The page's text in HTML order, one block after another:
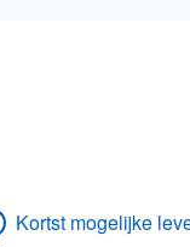
Kortst mogelijke